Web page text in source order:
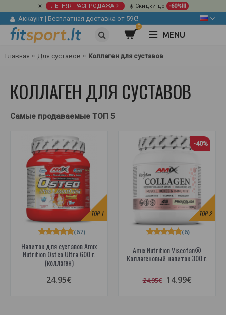
☀️ ЛЕТНЯЯ РАСПРОДАЖА ☀️ Скидки до -60%!!!
Аккаунт | Бесплатная доставка от 59€!
0
MENU
Главная Для суставов Коллаген для суставов
КОЛЛАГЕН ДЛЯ СУСТАВОВ
Самые продаваемые ТОП 5
TOP1
Напиток для суставов Amix
Nutrition Osteo Ultra 600 г.
(коллаген)
(67)
24.95€
TOP2
-40%
Amix Nutrition Viscofan®
Коллагеновый напиток 300 г.
(6)
24.95€ 14.99€